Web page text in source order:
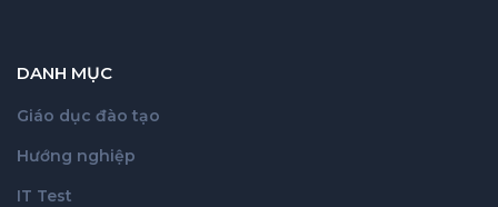
DANH MỤC
Giáo dục đào tạo
Hướng nghiệp
IT Test